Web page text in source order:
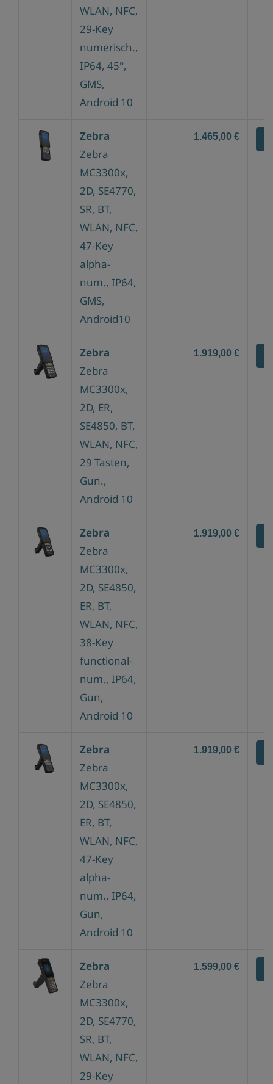
WLAN, NFC,
29-Key
numerisch.,
IP64, 45°,
GMS,
Android 10
Zebra
Zebra
MC3300x,
2D, SE4770,
SR, BT,
WLAN, NFC,
47-Key
alpha-
num., IP64,
GMS,
Android10
1.465,00 €
Zebra
Zebra
MC3300x,
2D, ER,
SE4850, BT,
WLAN, NFC,
29 Tasten,
Gun.,
Android 10
1.919,00 €
Zebra
Zebra
MC3300x,
2D, SE4850,
ER, BT,
WLAN, NFC,
38-Key
functional-
num., IP64,
Gun,
Android 10
1.919,00 €
Zebra
Zebra
MC3300x,
2D, SE4850,
ER, BT,
WLAN, NFC,
47-Key
alpha-
num., IP64,
Gun,
Android 10
1.919,00 €
Zebra
Zebra
MC3300x,
2D, SE4770,
SR, BT,
WLAN, NFC,
29-Key
1.599,00 €